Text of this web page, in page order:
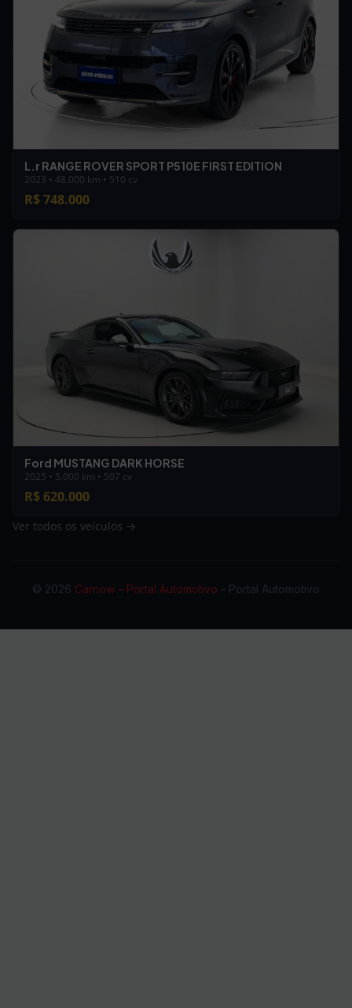
L.r RANGE ROVER SPORT P510E FIRST EDITION
2023 • 48.000 km • 510 cv
R$ 748.000
Ford MUSTANG DARK HORSE
2025 • 5.000 km • 507 cv
R$ 620.000
Ver todos os veículos →
© 2026 Carnow – Portal Automotivo - Portal Automotivo